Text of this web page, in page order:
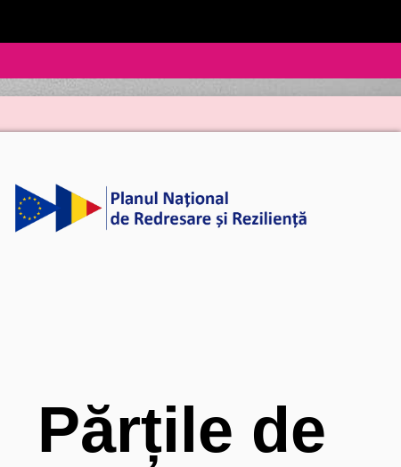
Părțile de